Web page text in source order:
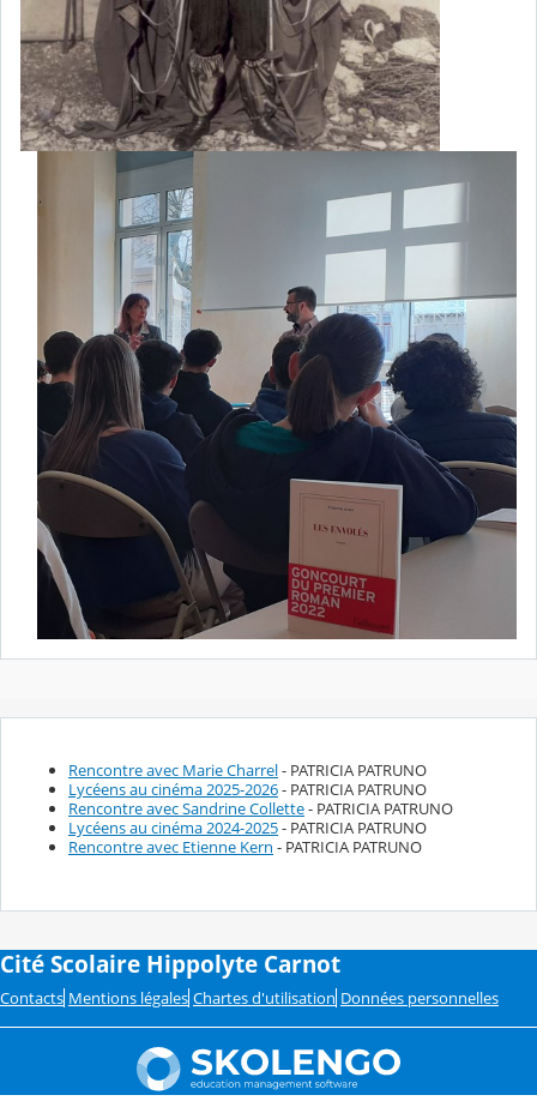
Rencontre avec Marie Charrel- PATRICIA PATRUNO
Lycéens au cinéma 2025-2026- PATRICIA PATRUNO
Rencontre avec Sandrine Collette- PATRICIA PATRUNO
Lycéens au cinéma 2024-2025- PATRICIA PATRUNO
Rencontre avec Etienne Kern - PATRICIA PATRUNO
Cité Scolaire Hippolyte Carnot
Contacts Mentions légales Chartes d'utilisation Données personnelles